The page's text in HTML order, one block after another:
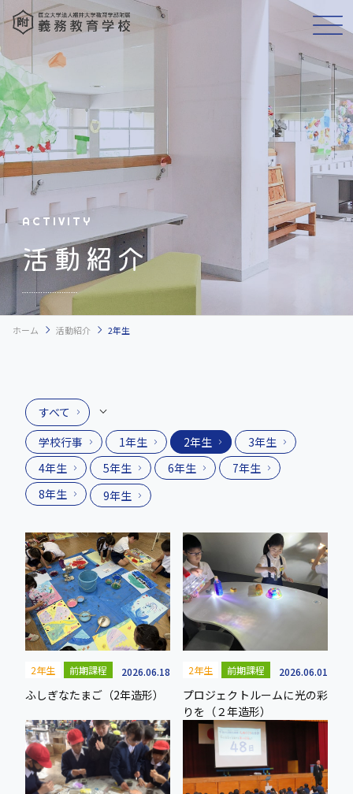
ACTIVITY
活動紹介
ホーム chevron_right 活動紹介 chevron_right 2年生
すべて
学校行事
1年生 2年生
3年生
4年生
5年生 6年生
7年生
8年生
9年生
2年生 前期課程 2026.06.18
ふしぎなたまご（2年造形）
2年生 前期課程 2026.06.01
プロジェクトルームに光の彩
りを（２年造形）